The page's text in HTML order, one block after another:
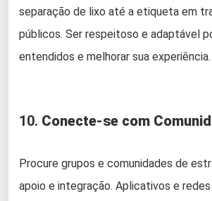
separação de lixo até a etiqueta em
públicos. Ser respeitoso e adaptável
entendidos e melhorar sua experiência.
10. Conecte-se com
Procure grupos e comunidades de
apoio e integração. Aplicativos e